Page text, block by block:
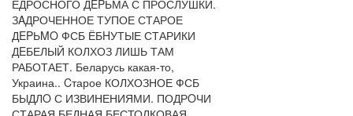
ЕДРОСНОГО ДEPЬМА С ПРОСЛУШКИ.
ЗAДРОЧЕННОЕ ТУПОЕ СТАРОЕ
ДEPЬMO ФСБ ЁБHУТЫЕ СТАРИКИ
ДEБЕЛЫЙ КОЛХОЗ ЛИШЬ ТАМ
РАБОТАЕТ. Беларусь какая-то,
Украина.. Cтарое КОЛХОЗНОЕ ФСБ
БЫДЛO С ИЗВИНЕНИЯМИ. ПОДРOЧИ